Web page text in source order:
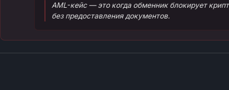
AML-кейс — это когда обменник блокирует
без предоставления документов.